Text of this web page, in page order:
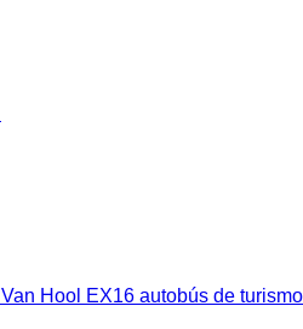
Van Hool EX16 autobús de turismo